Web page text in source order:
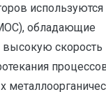
используются
обладающие
скорость